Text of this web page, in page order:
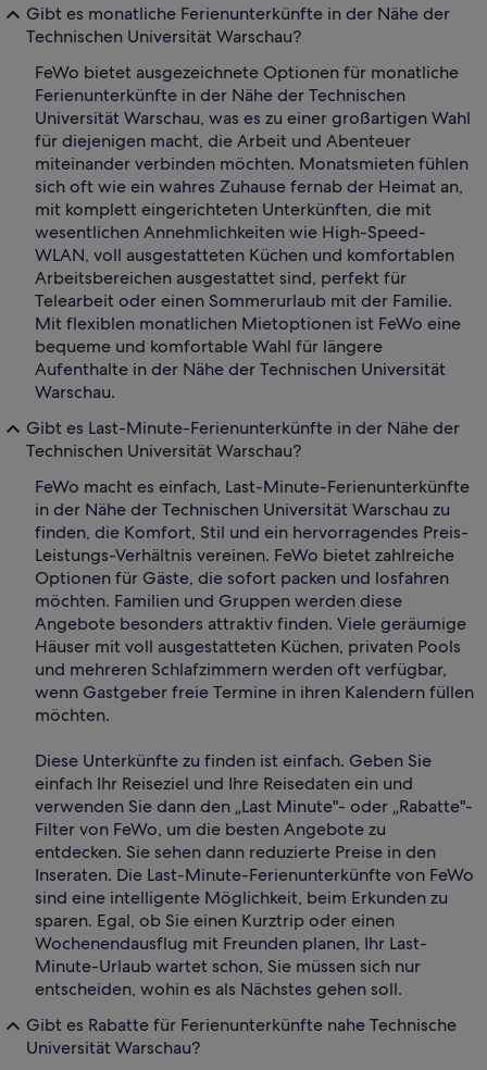
Gibt es monatliche Ferienunterkünfte in der Nähe der
Technischen Universität Warschau?
FeWo bietet ausgezeichnete Optionen für monatliche
Ferienunterkünfte in der Nähe der Technischen
Universität Warschau, was es zu einer großartigen Wahl
für diejenigen macht, die Arbeit und Abenteuer
miteinander verbinden möchten. Monatsmieten fühlen
sich oft wie ein wahres Zuhause fernab der Heimat an,
mit komplett eingerichteten Unterkünften, die mit
wesentlichen Annehmlichkeiten wie High-Speed-
WLAN, voll ausgestatteten Küchen und komfortablen
Arbeitsbereichen ausgestattet sind, perfekt für
Telearbeit oder einen Sommerurlaub mit der Familie.
Mit flexiblen monatlichen Mietoptionen ist FeWo eine
bequeme und komfortable Wahl für längere
Aufenthalte in der Nähe der Technischen Universität
Warschau.
Gibt es Last-Minute-Ferienunterkünfte in der Nähe der
Technischen Universität Warschau?
FeWo macht es einfach, Last-Minute-Ferienunterkünfte
in der Nähe der Technischen Universität Warschau zu
finden, die Komfort, Stil und ein hervorragendes Preis-
Leistungs-Verhältnis vereinen. FeWo bietet zahlreiche
Optionen für Gäste, die sofort packen und losfahren
möchten. Familien und Gruppen werden diese
Angebote besonders attraktiv finden. Viele geräumige
Häuser mit voll ausgestatteten Küchen, privaten Pools
und mehreren Schlafzimmern werden oft verfügbar,
wenn Gastgeber freie Termine in ihren Kalendern füllen
möchten.
Diese Unterkünfte zu finden ist einfach. Geben Sie
einfach Ihr Reiseziel und Ihre Reisedaten ein und
verwenden Sie dann den „Last Minute"- oder „Rabatte"-
Filter von FeWo, um die besten Angebote zu
entdecken. Sie sehen dann reduzierte Preise in den
Inseraten. Die Last-Minute-Ferienunterkünfte von FeWo
sind eine intelligente Möglichkeit, beim Erkunden zu
sparen. Egal, ob Sie einen Kurztrip oder einen
Wochenendausflug mit Freunden planen, Ihr Last-
Minute-Urlaub wartet schon, Sie müssen sich nur
entscheiden, wohin es als Nächstes gehen soll.
Gibt es Rabatte für Ferienunterkünfte nahe Technische
Universität Warschau?